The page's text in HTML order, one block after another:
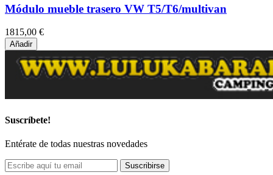
Módulo mueble trasero VW T5/T6/multivan
1815,00 €
Añadir
Suscríbete!
Entérate de todas nuestras novedades
Suscribirse